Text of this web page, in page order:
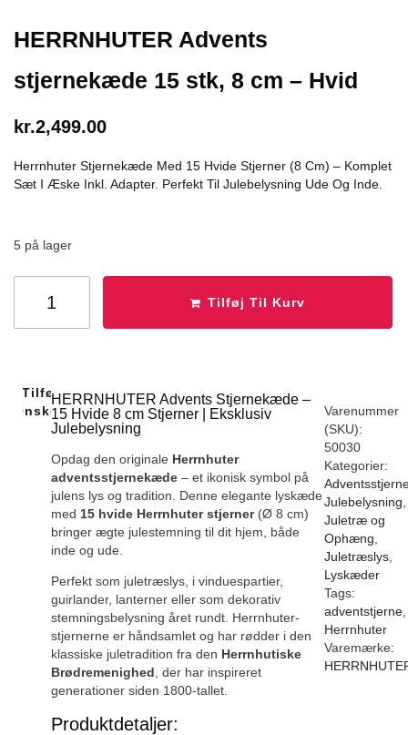
HERRNHUTER Advents
stjernekæde 15 stk, 8 cm – Hvid
kr.2,499.00
Herrnhuter Stjernekæde Med 15 Hvide Stjerner (8 Cm) – Komplet
Sæt I Æske Inkl. Adapter. Perfekt Til Julebelysning Ude Og Inde.
5 på lager
Tilføj Til Kurv
Tilføj Til
Ønskeliste
HERRNHUTER Advents Stjernekæde –
15 Hvide 8 cm Stjerner | Eksklusiv
Julebelysning
Opdag den originale Herrnhuter
adventsstjernekæde – et ikonisk symbol på
julens lys og tradition. Denne elegante lyskæde
med 15 hvide Herrnhuter stjerner(Ø 8 cm)
bringer ægte julestemning til dit hjem, både
inde og ude.
Perfekt som juletræslys, i vinduespartier,
guirlander, lanterner eller som dekorativ
stemningsbelysning året rundt. Herrnhuter-
stjernerne er håndsamlet og har rødder i den
klassiske juletradition fra den Herrnhutiske
Brødremenighed , der har inspireret
generationer siden 1800-tallet.
Produktdetaljer:
Varenummer
(SKU):
50030
Kategorier:
Julebelysning
Juletræ og
Ophæng
Juletræslys
Lyskæder
Tags:
adventstjerne
Herrnhuter
Varemærke: